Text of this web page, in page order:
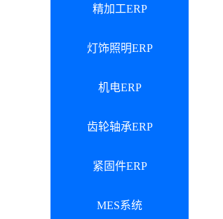
精加工ERP
灯饰照明ERP
机电ERP
齿轮轴承ERP
紧固件ERP
MES系统